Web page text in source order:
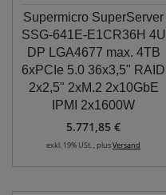
Supermicro SuperServer
SSG-641E-E1CR36H 4U
DP LGA4677 max. 4TB
6xPCIe 5.0 36x3,5" RAID
2x2,5" 2xM.2 2x10GbE
IPMI 2x1600W
5.771,85 €
exkl. 19% USt. , plusVersand